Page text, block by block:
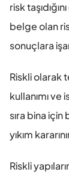
risk
belge olan
sonuçlara
Riskli olarak
kullanımı ve
sıra bina
yıkım
Riskli